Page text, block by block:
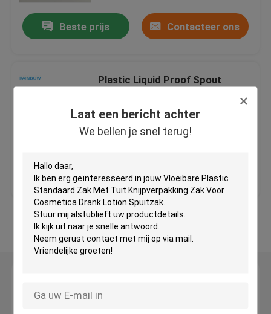
Laat een bericht achter
We bellen je snel terug!
Digitale Drukzakken
Kruidenwierook Verpakking
Antistatische zak
Voedsel verpakking Films
document vakje verpakking
Beste prijs Contacteer ons
Plastic Liquid Proof Spout
monster klaar voor verzending
en High-
Beste prijs
Bekijk meer
We bellen je snel terug!